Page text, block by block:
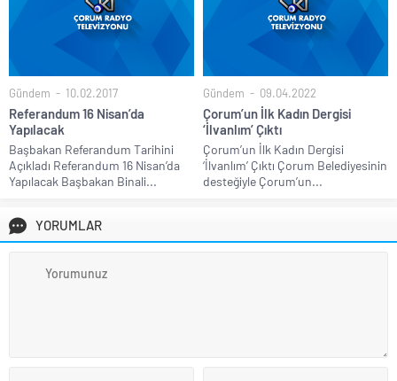
Gündem 10.02.2017
Referandum 16 Nisan’da
Yapılacak
Başbakan Referandum Tarihini
Açıkladı Referandum 16 Nisan’da
Yapılacak Başbakan Binali...
Gündem 09.04.2022
Çorum’un İlk Kadın Dergisi
‘İlvanlım’ Çıktı
Çorum’un İlk Kadın Dergisi
‘İlvanlım’ Çıktı Çorum Belediyesinin
desteğiyle Çorum’un...
YORUMLAR